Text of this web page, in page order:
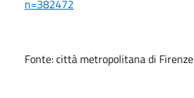
n=382472
Fonte: città metropolitana di Firenze